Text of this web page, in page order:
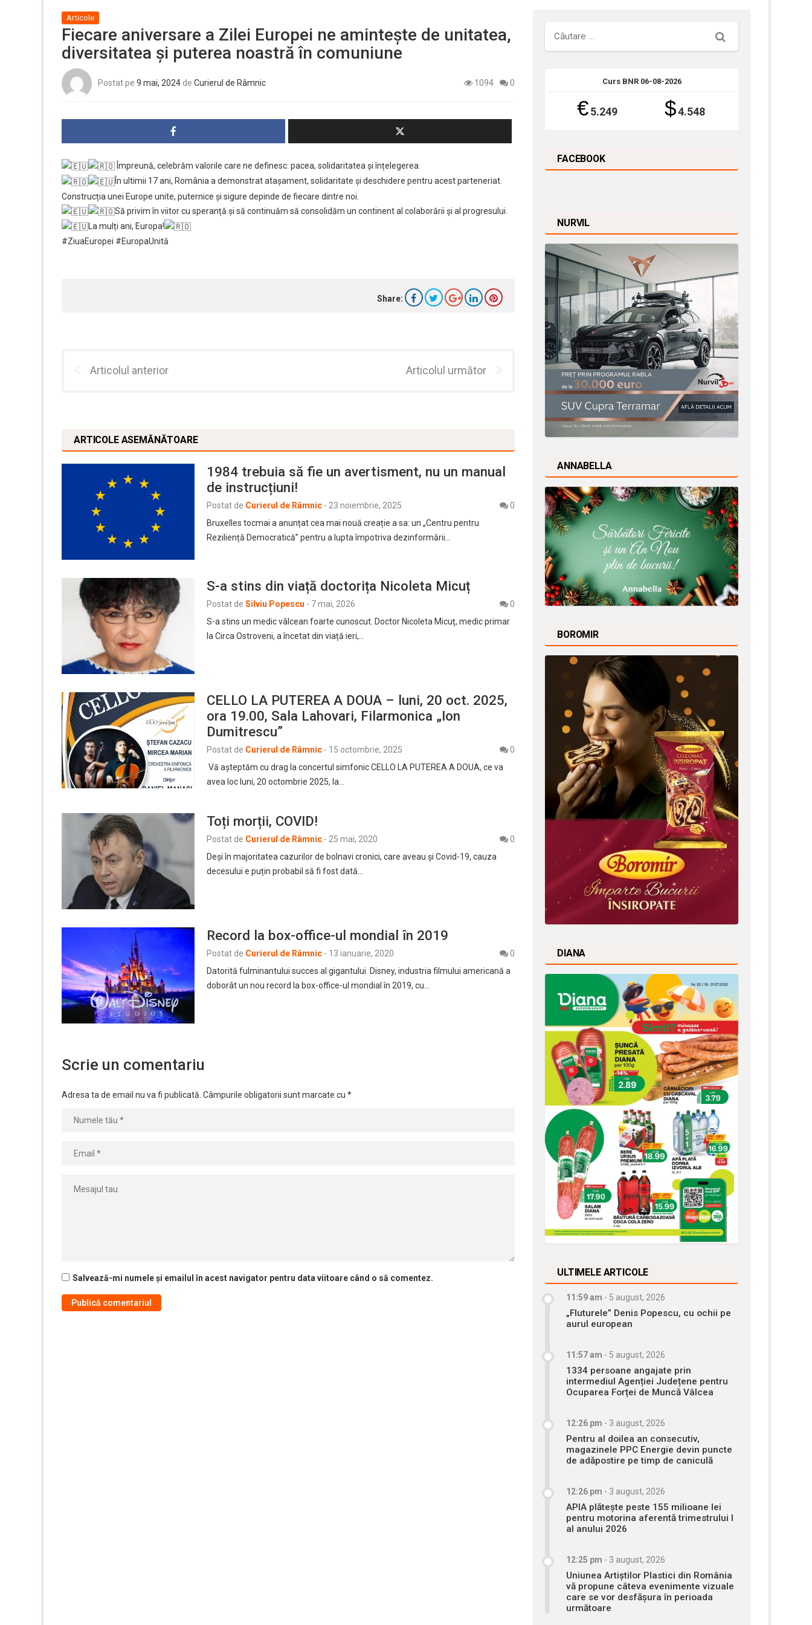
Articole
Fiecare aniversare a Zilei Europei ne amintește de unitatea,
diversitatea și puterea noastră în comuniune
Postat pe 9 mai, 2024 de Curierul de Râmnic 1094 0
Împreună, celebrăm valorile care ne definesc: pacea, solidaritatea și înțelegerea.
În ultimii 17 ani, România a demonstrat atașament, solidaritate și deschidere pentru acest parteneriat.
Construcția unei Europe unite, puternice și sigure depinde de fiecare dintre noi.
Să privim în viitor cu speranță și să continuăm să consolidăm un continent al colaborării și al progresului.
La mulți ani, Europa!
#ZiuaEuropei #EuropaUnită
Share:
Articolul anterior Articolul următor
ARTICOLE ASEMĂNĂTOARE
1984 trebuia să fie un avertisment, nu un manual
de instrucțiuni!
Postat de Curierul de Râmnic - 23 noiembrie, 2025
0
Bruxelles tocmai a anunțat cea mai nouă creație a sa: un „Centru pentru
Reziliență Democratică” pentru a lupta împotriva dezinformării…
S-a stins din viață doctorița Nicoleta Micuț
Postat de Silviu Popescu - 7 mai, 2026
0
S-a stins un medic vâlcean foarte cunoscut. Doctor Nicoleta Micuț, medic primar
la Circa Ostroveni, a încetat din viață ieri,…
CELLO LA PUTEREA A DOUA – luni, 20 oct. 2025,
ora 19.00, Sala Lahovari, Filarmonica „Ion
Dumitrescu”
Postat de Curierul de Râmnic - 15 octombrie, 2025
0
Vă așteptăm cu drag la concertul simfonic CELLO LA PUTEREA A DOUA, ce va
avea loc luni, 20 octombrie 2025, la…
Toți morții, COVID!
Postat de Curierul de Râmnic - 25 mai, 2020
0
Deși în majoritatea cazurilor de bolnavi cronici, care aveau și Covid-19, cauza
decesului e puțin probabil să fi fost dată…
Record la box-office-ul mondial în 2019
Postat de Curierul de Râmnic - 13 ianuarie, 2020
0
Datorită fulminantului succes al gigantului Disney, industria filmului americană a
doborât un nou record la box-office-ul mondial în 2019, cu…
Scrie un comentariu
Adresa ta de email nu va fi publicată. Câmpurile obligatorii sunt marcate cu *
Salvează-mi numele și emailul în acest navigator pentru data viitoare când o să comentez.
Căutare
Curs BNR 06-08-2026
€ 5.249 $4.548
FACEBOOK
NURVIL
ANNABELLA
BOROMIR
DIANA
ULTIMELE ARTICOLE
11:59 am - 5 august, 2026
„Fluturele” Denis Popescu, cu ochii pe
aurul european
11:57 am - 5 august, 2026
1334 persoane angajate prin
intermediul Agenției Județene pentru
Ocuparea Forței de Muncă Vâlcea
12:26 pm - 3 august, 2026
Pentru al doilea an consecutiv,
magazinele PPC Energie devin puncte
de adăpostire pe timp de caniculă
12:26 pm - 3 august, 2026
APIA plătește peste 155 milioane lei
pentru motorina aferentă trimestrului I
al anului 2026
12:25 pm - 3 august, 2026
Uniunea Artiștilor Plastici din România
vă propune câteva evenimente vizuale
care se vor desfășura în perioada
următoare